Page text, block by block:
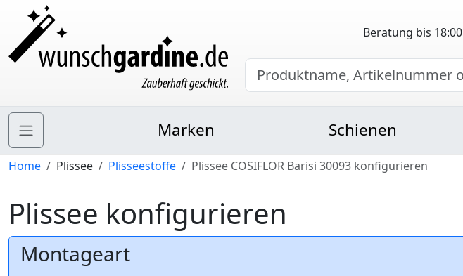
Beratung bis 18:00
Marken Schienen
Home Plissee Plisseestoffe Plissee COSIFLOR Barisi 30093 konfigurieren
Plissee konfigurieren
Montageart